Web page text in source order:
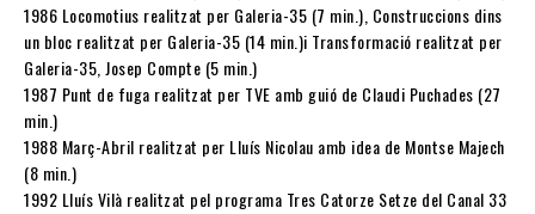
1986 Locomotius realitzat per Galeria-35 (7 min.), Construccions dins
un bloc realitzat per Galeria-35 (14 min.)i Transformació realitzat per
Galeria-35, Josep Compte (5 min.)
1987 Punt de fuga realitzat per TVE amb guió de Claudi Puchades (27
min.)
1988 Març-Abril realitzat per Lluís Nicolau amb idea de Montse Majech
(8 min.)
1992 Lluís Vilà realitzat pel programa Tres Catorze Setze del Canal 33